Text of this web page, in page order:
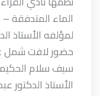
الماء المتدفقة
لمؤلفه الأستاذ
حضور لافت شمل
سيف سلام
الأستاذ